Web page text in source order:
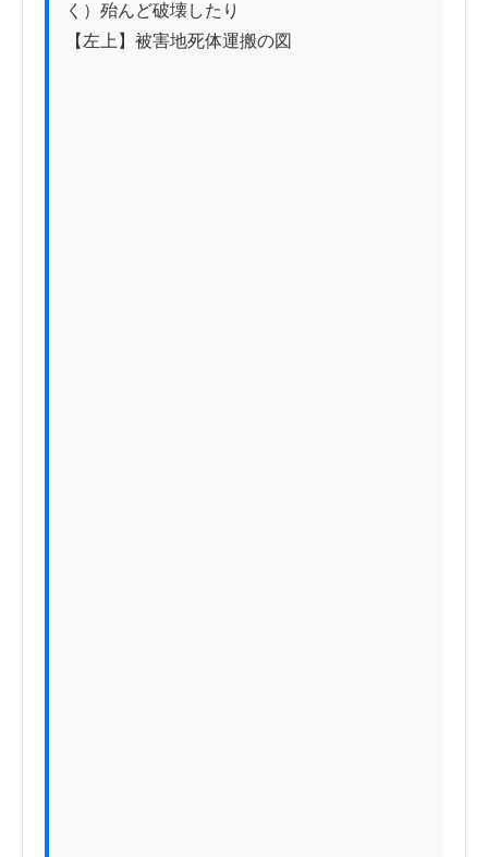
く）殆んど破壊したり
【左上】被害地死体運搬の図